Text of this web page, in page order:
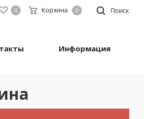
Поиск
0 Корзина 0
Информация